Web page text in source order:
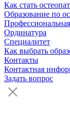
Как стать
Образование по
Ординатура
Специалитет
Как выбрать
Контакты
Контактная
Задать вопрос